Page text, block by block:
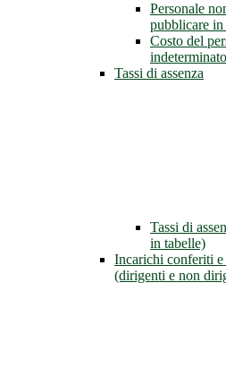
Personale
pubblicare in
Costo del
Tassi di assenza
Tassi di
in tabelle)
Incarichi conferiti
(dirigenti e non